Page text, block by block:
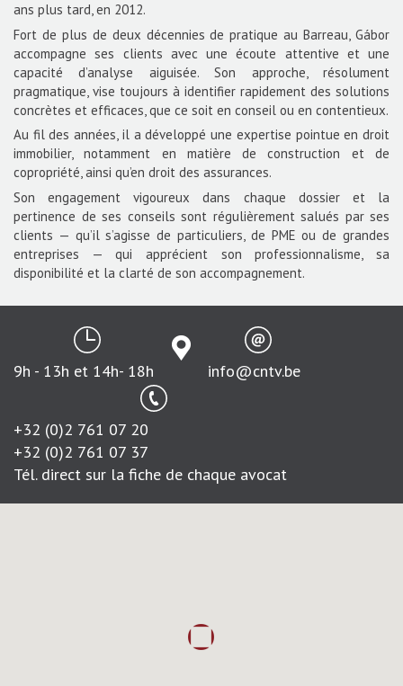
ans plus tard, en 2012.
Fort de plus de deux décennies de pratique au Barreau, Gábor
accompagne ses clients avec une écoute attentive et une
capacité d’analyse aiguisée. Son approche, résolument
pragmatique, vise toujours à identifier rapidement des solutions
concrètes et efficaces, que ce soit en conseil ou en contentieux.
Au fil des années, il a développé une expertise pointue en droit
immobilier, notamment en matière de construction et de
copropriété, ainsi qu’en droit des assurances.
Son engagement vigoureux dans chaque dossier et la
pertinence de ses conseils sont régulièrement salués par ses
clients — qu’il s’agisse de particuliers, de PME ou de grandes
entreprises — qui apprécient son professionnalisme, sa
disponibilité et la clarté de son accompagnement.
9h - 13h et 14h- 18h info@cntv.be
+32 (0)2 761 07 20
+32 (0)2 761 07 37
Tél. direct sur la fiche de chaque avocat